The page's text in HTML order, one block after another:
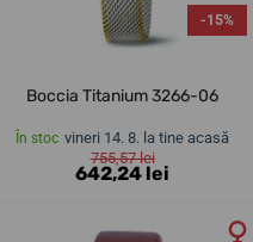
-15%
Boccia Titanium 3266-06
În stoc vineri 14. 8. la tine acasă
755,57 lei
642,24 lei